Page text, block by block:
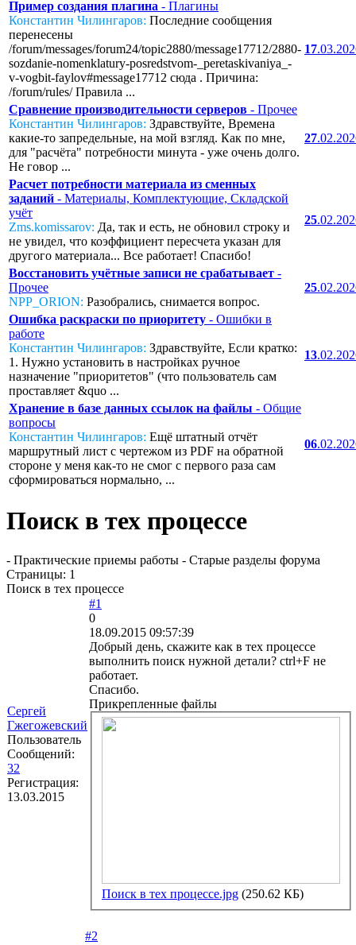
Пример создания плагина - Плагины
Константин Чилингаров: Последние сообщения
перенесены
/forum/messages/forum24/topic2880/message17712/2880-
sozdanie-nomenklatury-posredstvom-_peretaskivaniya_-
v-vogbit-faylov#message17712 сюда . Причина:
/forum/rules/ Правила ...
17
Сравнение производительности серверов - Прочее
Константин Чилингаров: Здравствуйте, Времена
какие-то запредельные, на мой взгляд. Как по мне,
для "расчёта" потребности минута - уже очень долго.
Не говор ...
27
Расчет потребности материала из сменных
заданий - Материалы, Комплектующие, Складской
учёт
Zms.komissarov: Да, так и есть, не обновил строку и
не увидел, что коэффициент пересчета указан для
другого материала... Все работает! Спасибо!
25
Восстановить учётные записи не срабатывает -
Прочее
NPP_ORION: Разобрались, снимается вопрос.
25
Ошибка раскраски по приоритету - Ошибки в
работе
Константин Чилингаров: Здравствуйте, Если кратко:
1. Нужно установить в настройках ручное
назначение "приоритетов" (что пользователь сам
проставляет &quo ...
13
Хранение в базе данных ссылок на файлы - Общие
вопросы
Константин Чилингаров: Ещё штатный отчёт
маршрутный лист с чертежом из PDF на обратной
стороне у меня как-то не смог с первого раза сам
сформироваться нормально, ...
06
Поиск в тех процессе
- Практические приемы работы - Старые разделы форума
Страницы: 1
Поиск в тех процессе
Сергей
Гжегожевский
Пользователь
Сообщений:
32
Регистрация:
13.03.2015
#1
0
18.09.2015 09:57:39
Добрый день, скажите как в тех процессе
выполнить поиск нужной детали? ctrl+F не
работает.
Спасибо.
Прикрепленные файлы
Поиск в тех процессе.jpg (250.62 КБ)
#2